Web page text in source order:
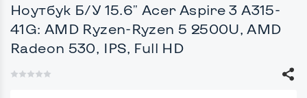
Ноутбук Б/У 15.6" Acer Aspire 3 A315-
41G: AMD Ryzen-Ryzen 5 2500U, AMD
Radeon 530, IPS, Full HD